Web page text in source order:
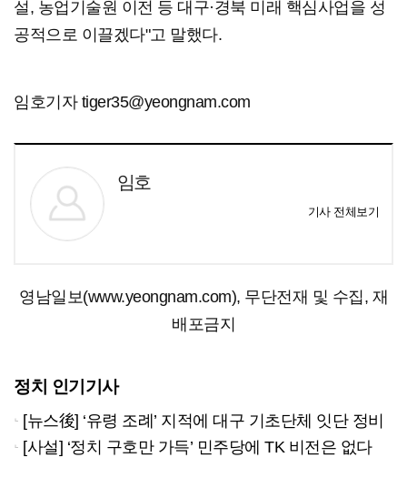
설, 농업기술원 이전 등 대구·경북 미래 핵심사업을 성
공적으로 이끌겠다"고 말했다.
임호기자 tiger35@yeongnam.com
임호
기사 전체보기
영남일보(www.yeongnam.com), 무단전재 및 수집, 재
배포금지
정치 인기기사
[뉴스後] ‘유령 조례’ 지적에 대구 기초단체 잇단 정비
[사설] ‘정치 구호만 가득’ 민주당에 TK 비전은 없다